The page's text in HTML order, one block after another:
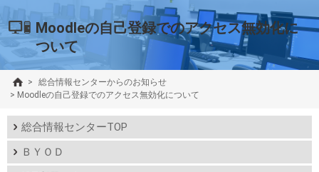
Moodleの自己登録でのアクセス無効化に
ついて
>
総合情報センターからのお知らせ
> Moodleの自己登録でのアクセス無効化について
総合情報センターTOP
ＢＹＯＤ